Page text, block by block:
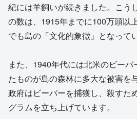
紀には羊飼いが続きました。こう
の数は、1915年までに100万頭以
でも島の「文化的象徴」となって
また、1940年代には北米のビー
たものが島の森林に多大な被害を
政府はビーバーを捕獲し、殺すた
グラムを立ち上げています。